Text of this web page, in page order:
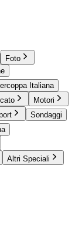
Foto
Italiana
Motori
Sondaggi
Altri Speciali